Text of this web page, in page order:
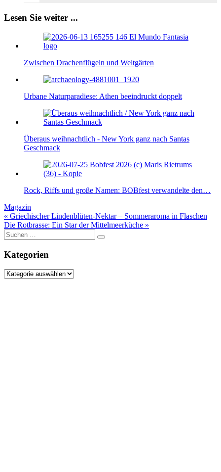
Lesen Sie weiter ...
Zwischen Drachenflügeln und Weltgärten
Urbane Naturparadiese: Athen beeindruckt doppelt
Überaus weihnachtlich - New York ganz nach Santas
Geschmack
Rock, Riffs und große Namen: BOBfest verwandelte den…
Magazin
Beitragsnavigation
« Griechischer Lindenblüten-Nektar – Sommeraroma in Flaschen
Die Rotbrasse: Ein Star der Mittelmeerküche »
Suche
nach:
Kategorien
Kategorien